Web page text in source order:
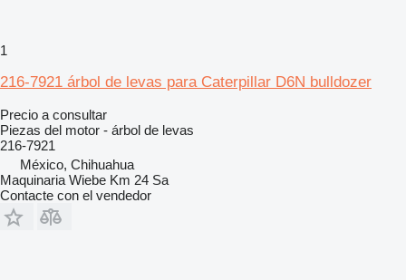
1
216-7921 árbol de levas para Caterpillar D6N bulldozer
Precio a consultar
Piezas del motor - árbol de levas
216-7921
México, Chihuahua
Maquinaria Wiebe Km 24 Sa
Contacte con el vendedor